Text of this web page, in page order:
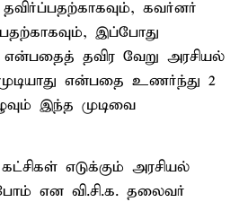
கவர்னர்
இப்போது
என்பதைத் தவிர வேறு அரசியல்
என்பதை உணர்ந்து 2
இந்த முடிவை
எடுக்கும் அரசியல்
என வி.சி.க. தலைவர்